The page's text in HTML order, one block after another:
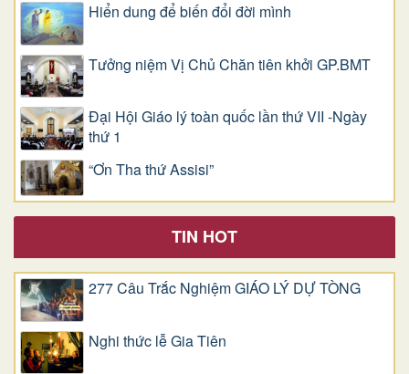
Hiển dung để biến đổi đời mình
Tưởng niệm Vị Chủ Chăn tiên khởi GP.BMT
Đại Hội Giáo lý toàn quốc lần thứ VII -Ngày
thứ 1
“Ơn Tha thứ Assisi”
TIN HOT
277 Câu Trắc Nghiệm GIÁO LÝ DỰ TÒNG
Nghi thức lễ Gia Tiên